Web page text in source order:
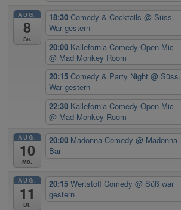
AUG.
8
Sa.
18:30Comedy & Cocktails@ Süss.
War gestern
20:00 Kallefornia Comedy Open Mic
@ Mad Monkey Room
20:15Comedy & Party Night@ Süss.
War gestern
22:30 Kallefornia Comedy Open Mic
@ Mad Monkey Room
AUG.
10
Mo.
20:00 Madonna Comedy@ Madonna
Bar
AUG.
11
Di.
20:15Wertstoff Comedy@ Süß war
gestern